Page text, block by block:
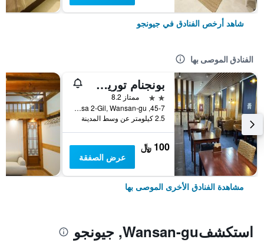
شاهد أرخص الفنادق في جيونجو
الفنادق الموصى بها
بونجنام توريست هوتل
2 نجمتين
ممتاز 8.2
45-7, Jeonjugaeksa 2-Gil, Wansan-gu, جيونجو, كوريا الجنوبية
2.5 كيلومتر عن وسط المدينة
100 ﷼
عرض الصفقة
مشاهدة الفنادق الأخرى الموصى بها
استكشفWansan-gu, جيونجو